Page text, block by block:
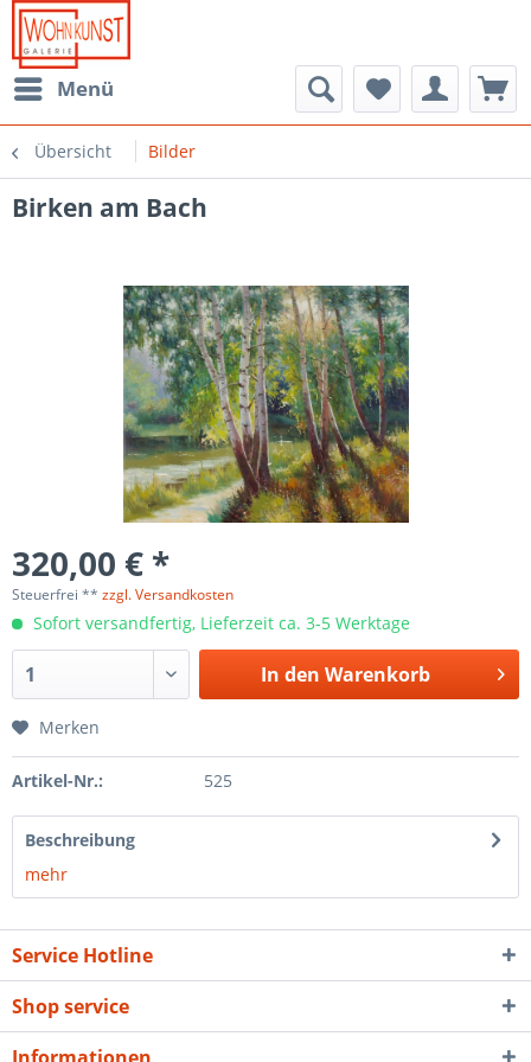
Menü
Übersicht Bilder
Birken am Bach
320,00 € *
Steuerfrei ** zzgl. Versandkosten
Sofort versandfertig, Lieferzeit ca. 3-5 Werktage
In den Warenkorb
Merken
Artikel-Nr.: 525
Beschreibung
mehr
Service Hotline
Shop service